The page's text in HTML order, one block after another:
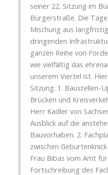
seiner 22. Sitzung im
Bürgerstraße. Die
Mischung aus
dringenden
ganzen Reihe von
wie vielfältig das
unserem Viertel ist.
Sitzung: 1. Baustellen-
Brücken und
Herr Kadler von
Ausblick auf die
Bauvorhaben. 2.
zwischen
Frau Bibas vom Amt
Fortschreibung des